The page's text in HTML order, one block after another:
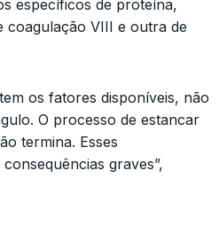
específicos de proteína,
coagulação VIII e outra de
os fatores disponíveis, não
O processo de estancar
termina. Esses
graves”,